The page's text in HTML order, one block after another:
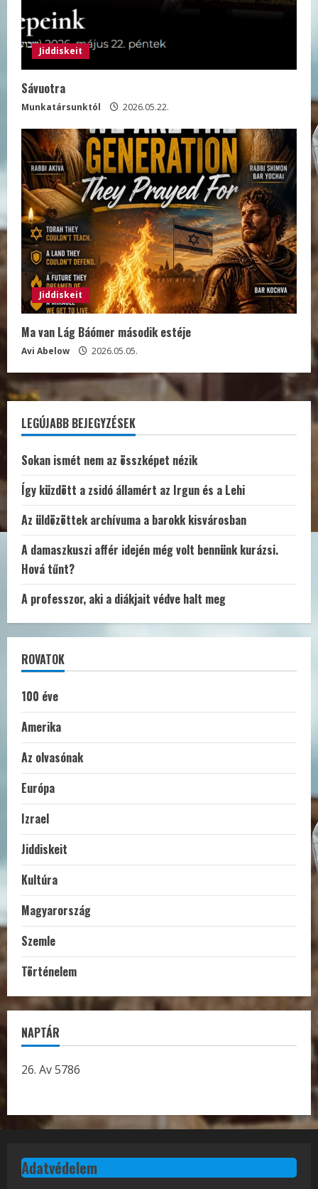
Jiddiskeit
Sávuotra
Munkatársunktól 2026.05.22.
Jiddiskeit
Ma van Lág Báómer második estéje
Avi Abelow 2026.05.05.
LEGÚJABB BEJEGYZÉSEK
Sokan ismét nem az összképet nézik
Így küzdött a zsidó államért az Irgun és a Lehi
Az üldözöttek archívuma a barokk kisvárosban
A damaszkuszi affér idején még volt bennünk kurázsi.
Hová tűnt?
A professzor, aki a diákjait védve halt meg
ROVATOK
100 éve
Amerika
Az olvasónak
Európa
Izrael
Jiddiskeit
Kultúra
Magyarország
Szemle
Történelem
NAPTÁR
26. Av 5786
Adatvédelem